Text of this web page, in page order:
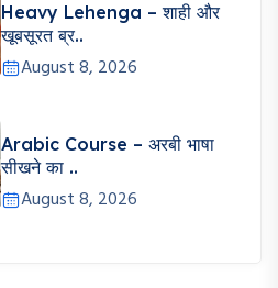
Heavy Lehenga – शाही और
खूबसूरत ब्र..
August 8, 2026
Arabic Course – अरबी भाषा
सीखने का ..
August 8, 2026